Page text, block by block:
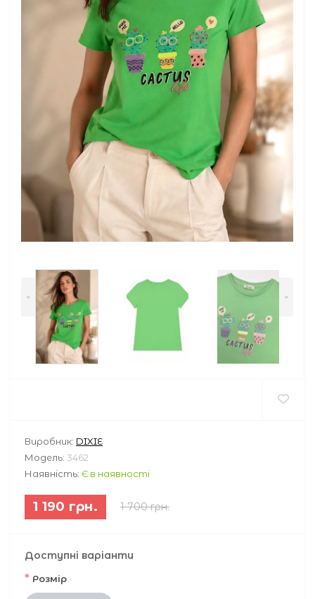
< >
Виробник: DIXIE
Модель: 3462
Наявність: Є в наявності
1 190 грн. 1 700 грн.
Доступні варіанти
* Розмір